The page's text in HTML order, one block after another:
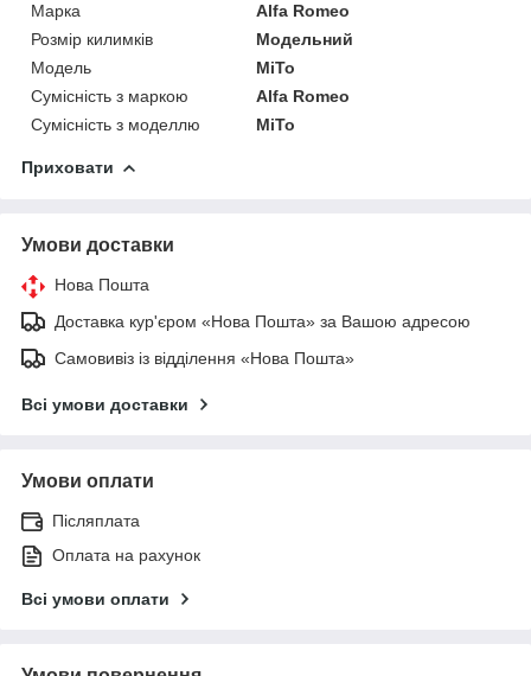
Марка
Alfa Romeo
Розмір килимків
Модельний
Модель
MiTo
Сумісність з маркою
Alfa Romeo
Сумісність з моделлю
MiTo
Приховати
Умови доставки
Нова Пошта
Доставка кур'єром «Нова Пошта» за Вашою адресою
Самовивіз із відділення «Нова Пошта»
Всі умови доставки
Умови оплати
Післяплата
Оплата на рахунок
Всі умови оплати